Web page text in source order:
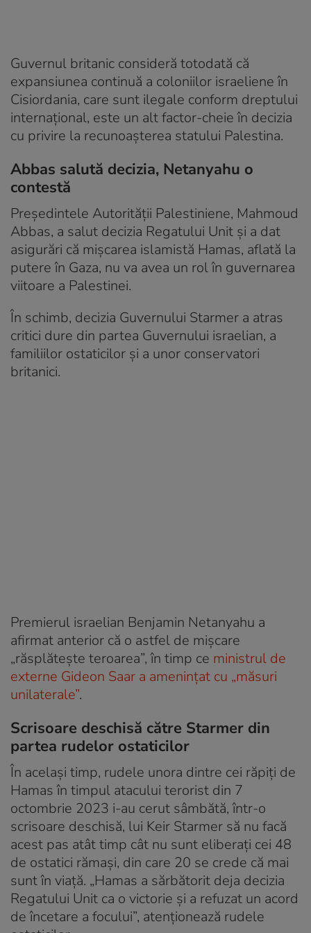
Guvernul britanic consideră totodată că
expansiunea continuă a coloniilor israeliene în
Cisiordania, care sunt ilegale conform dreptului
internaţional, este un alt factor-cheie în decizia
cu privire la recunoașterea statului Palestina.
Abbas salută decizia, Netanyahu o
contestă
Preşedintele Autorităţii Palestiniene, Mahmoud
Abbas, a salut decizia Regatului Unit și a dat
asigurări că mișcarea islamistă Hamas, aflată la
putere în Gaza, nu va avea un rol în guvernarea
viitoare a Palestinei.
În schimb, decizia Guvernului Starmer a atras
critici dure din partea Guvernului israelian, a
familiilor ostaticilor şi a unor conservatori
britanici.
Premierul israelian Benjamin Netanyahu a
afirmat anterior că o astfel de mişcare
„răsplăteşte teroarea”, în timp ce ministrul de
externe Gideon Saar a amenințat cu „măsuri
unilaterale”.
Scrisoare deschisă către Starmer din
partea rudelor ostaticilor
În același timp, rudele unora dintre cei răpiți de
Hamas în timpul atacului terorist din 7
octombrie 2023 i-au cerut sâmbătă, într-o
scrisoare deschisă, lui Keir Starmer să nu facă
acest pas atât timp cât nu sunt eliberați cei 48
de ostatici rămaşi, din care 20 se crede că mai
sunt în viaţă. „Hamas a sărbătorit deja decizia
Regatului Unit ca o victorie şi a refuzat un acord
de încetare a focului”, atenționează rudele